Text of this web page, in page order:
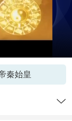
秦始皇